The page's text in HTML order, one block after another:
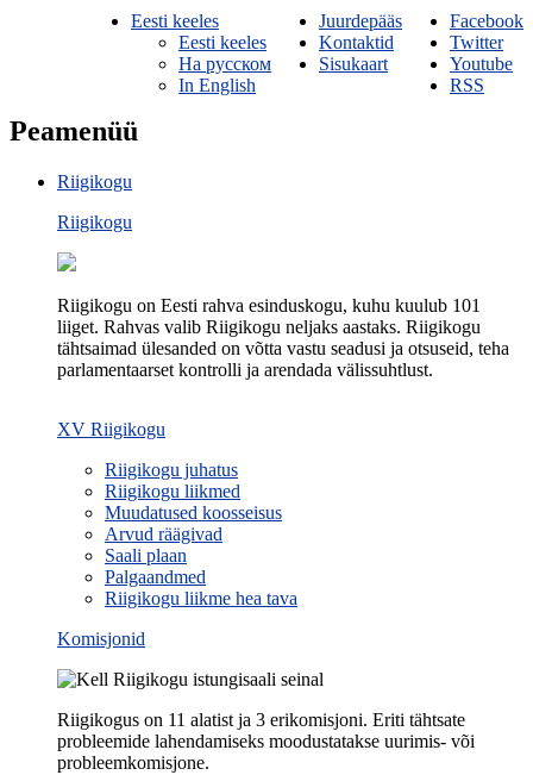
Facebook
Twitter
Youtube
RSS
Juurdepääs
Kontaktid
Sisukaart
Eesti keeles
Eesti keeles
На русском
In English
Peamenüü
Riigikogu
Riigikogu
Riigikogu on Eesti rahva esinduskogu, kuhu kuulub 101
liiget. Rahvas valib Riigikogu neljaks aastaks. Riigikogu
tähtsaimad ülesanded on võtta vastu seadusi ja otsuseid, teha
parlamentaarset kontrolli ja arendada välissuhtlust.
XV Riigikogu
Riigikogu juhatus
Riigikogu liikmed
Muudatused koosseisus
Arvud räägivad
Saali plaan
Palgaandmed
Riigikogu liikme hea tava
Komisjonid
Riigikogus on 11 alatist ja 3 erikomisjoni. Eriti tähtsate
probleemide lahendamiseks moodustatakse uurimis- või
probleemkomisjone.